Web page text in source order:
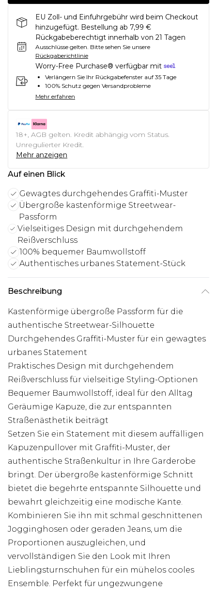
EU Zoll- und Einfuhrgebühr wird beim Checkout
hinzugefügt. Bestellung ab 7,99 €
Rückgabeberechtigt innerhalb von 21 Tagen
Ausschlüsse gelten. Bitte sehen Sie unsere
Rückgaberichtlinie
Worry-Free Purchase® verfügbar mit
Verlängern Sie Ihr Rückgabefenster auf 35 Tage
100% Schutz gegen Versandprobleme
Mehr erfahren
18+, AGB gelten. Kredit abhängig vom Status.
Unregulierter Kredit.
Mehr anzeigen
Auf einen Blick
Gewagtes durchgehendes Graffiti-Muster
Übergroße kastenförmige Streetwear-
Passform
Vielseitiges Design mit durchgehendem
Reißverschluss
100% bequemer Baumwollstoff
Authentisches urbanes Statement-Stück
Beschreibung
Kastenförmige übergroße Passform für die
authentische Streetwear-Silhouette
Durchgehendes Graffiti-Muster für ein gewagtes
urbanes Statement
Praktisches Design mit durchgehendem
Reißverschluss für vielseitige Styling-Optionen
Bequemer Baumwollstoff, ideal für den Alltag
Geräumige Kapuze, die zur entspannten
Straßenästhetik beiträgt
Setzen Sie ein Statement mit diesem auffälligen
Kapuzenpullover mit Graffiti-Muster, der
authentische Straßenkultur in Ihre Garderobe
bringt. Der übergroße kastenförmige Schnitt
bietet die begehrte entspannte Silhouette und
bewahrt gleichzeitig eine modische Kante.
Kombinieren Sie ihn mit schmal geschnittenen
Jogginghosen oder geraden Jeans, um die
Proportionen auszugleichen, und
vervollständigen Sie den Look mit Ihren
Lieblingsturnschuhen für ein mühelos cooles
Ensemble. Perfekt für ungezwungene